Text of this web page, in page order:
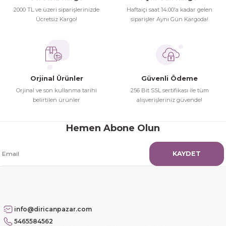
herşey yolunda hiç sıkıntı
Hamit Çakıcı | 15/04/2026
çok iyi ve dürüst esnaf
Hamit Çakıcı | 15/04/2026
Güzel etkili ve mükemmel kargo
mehmet Polat | 14/02/2026
2000 TL ve üzeri siparişlerinizde
Ücretsiz Kargo!
Haftaiçi saat 14:00'a kadar gelen
siparişler Aynı Gün Kargoda!
Orjinal Ürünler
Orjinal ve son kullanma tarihi
belirtilen ürünler
Güvenli Ödeme
256 Bit SSL sertifikası ile tüm
alışverişleriniz güvende!
Hemen Abone Olun
KAYDET
info@diricanpazar.com
5465584562